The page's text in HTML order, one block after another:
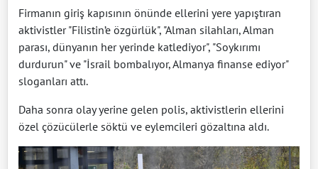
Firmanın giriş kapısının önünde ellerini yere yapıştıran
aktivistler "Filistin’e özgürlük", "Alman silahları, Alman
parası, dünyanın her yerinde katlediyor", "Soykırımı
durdurun" ve "İsrail bombalıyor, Almanya finanse ediyor"
sloganları attı.
Daha sonra olay yerine gelen polis, aktivistlerin ellerini
özel çözücülerle söktü ve eylemcileri gözaltına aldı.